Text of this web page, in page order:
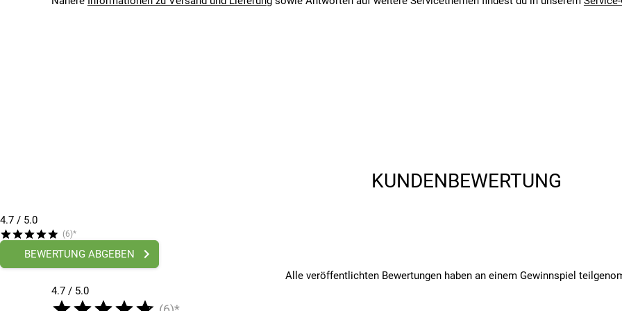
KUNDENBEWERTUNG
4.7 / 5.0
(6)*
BEWERTUNG ABGEBEN
Alle veröffentlichten Bewertungen haben an einem Gewinnspiel
4.7 / 5.0